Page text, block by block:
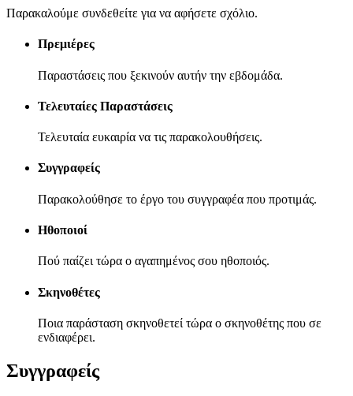
Παρακαλούμε συνδεθείτε για να αφήσετε σχόλιο.
Πρεμιέρες
Παραστάσεις που ξεκινούν αυτήν την εβδομάδα.
Τελευταίες Παραστάσεις
Τελευταία ευκαιρία να τις παρακολουθήσεις.
Συγγραφείς
Παρακολούθησε το έργο του συγγραφέα που προτιμάς.
Ηθοποιοί
Πού παίζει τώρα ο αγαπημένος σου ηθοποιός.
Σκηνοθέτες
Ποια παράσταση σκηνοθετεί τώρα ο σκηνοθέτης που σε
ενδιαφέρει.
Συγγραφείς